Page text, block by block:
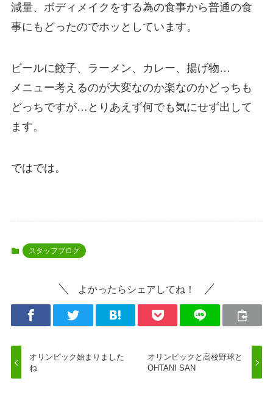
減量、ボディメイクをする為の食事から普通の食
事にもどったのでホッとしています。
ビールに餃子、ラーメン、カレー、揚げ物…
メニュー考えるのが大変なのか楽なのかどっちも
どっちですが…とりあえず何でも気にせず出して
ます。
ではでは。
スタッフブログ
よかったらシェアしてね！
オリンピック始まりました
ね
オリンピックと高校野球と
OHTANI SAN